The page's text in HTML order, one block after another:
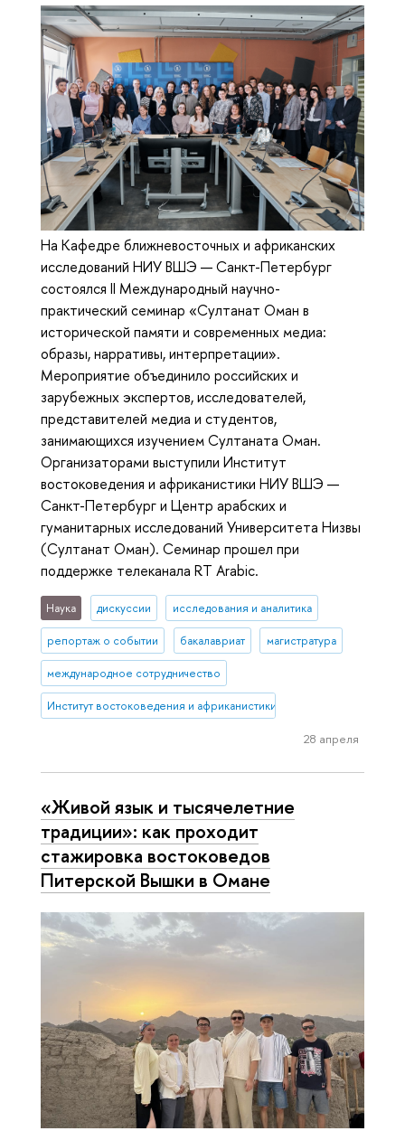
На Кафедре ближневосточных и африканских
исследований НИУ ВШЭ — Санкт-Петербург
состоялся II Международный научно-
практический семинар «Султанат Оман в
исторической памяти и современных медиа:
образы, нарративы, интерпретации».
Мероприятие объединило российских и
зарубежных экспертов, исследователей,
представителей медиа и студентов,
занимающихся изучением Султаната Оман.
Организаторами выступили Институт
востоковедения и африканистики НИУ ВШЭ —
Санкт-Петербург и Центр арабских и
гуманитарных исследований Университета Низвы
(Султанат Оман). Семинар прошел при
поддержке телеканала RT Arabic.
Наука дискуссии исследования и аналитика
репортаж о событии бакалавриат магистратура
международное сотрудничество
Институт востоковедения и африканистики
28 апреля
«Живой язык и тысячелетние
традиции»: как проходит
стажировка востоковедов
Питерской Вышки в Омане